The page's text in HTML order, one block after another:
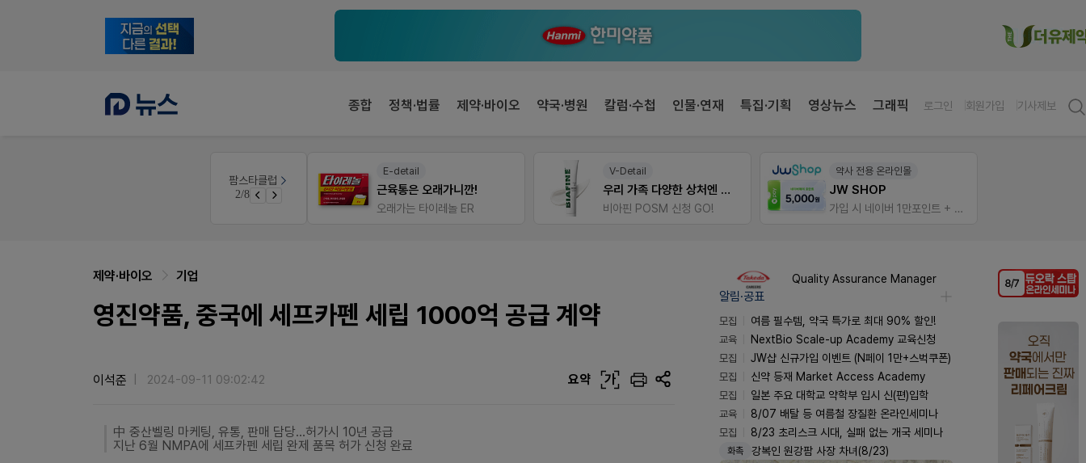
종합 정책·법률 제약·바이오 약국·병원 칼럼·수첩 인물·연재 특집·기획 영상뉴스 그래픽 로그인 회원가입 기사제보
팜스타클럽
3/8
근육통은 오래가니깐!
V-Detail
비아핀 POSM 신청 GO!
약사 전용 온라인몰
JW SHOP
팜노트
이달의 약국 신제품(8월호)
좋아요+의견남기면 쿠폰 증정
제약·바이오 기업
영진약품, 중국에 세프카펜 세립 1000억 공급 계약
이석준 2024-09-11 09:02:42 요약 가
中 중산벨링 마케팅, 유통, 판매 담당…허가시 10년 공급
지난 6월 NMPA에 세프카펜 세립 완제 품목 허가 신청 완료
Quality Assurance Manager
알림·공표
모집
여름 필수템, 약국 특가로 최대 90% 할인!
교육
NextBio Scale-up Academy 교육신청
모집
JW샵 신규가입 이벤트 (N페이 1만+스벅쿠폰)
모집
신약 등재 Market Access Academy
모집
일본 주요 대학교 약학부 입시 신(편)입학
교육
8/07 배탈 등 여름철 장질환 온라인세미나
모집
8/23 초리스크 시대, 실패 없는 개국 세미나
화촉 강복인 원강팜 사장 차녀(8/23)